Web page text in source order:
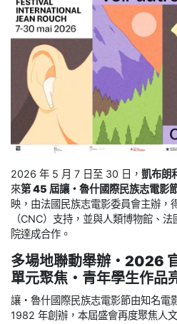
2026 年 5 月 7 日至 30 日， 凱布朗
來第 45 屆讓・魯什國際民族志電影
映，由法國民族志電影委員會主辦，
（CNC）支持，並與人類博物館、
院達成合作。
多場地聯動舉辦・2026
單元聚焦・青年學生作品
讓・魯什國際民族志電影節由知名電
1982 年創辦，本屆盛會再度聚焦人